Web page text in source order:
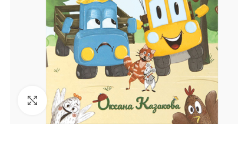
Увеличить